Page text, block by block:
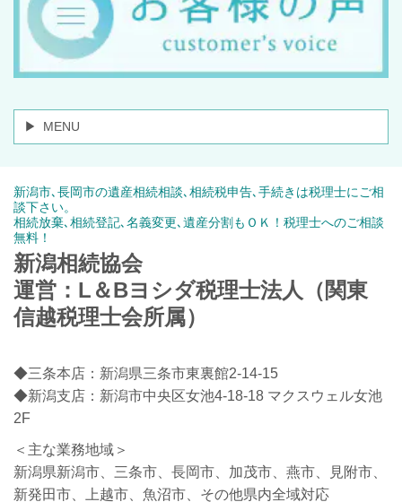
MENU
新潟市､長岡市の遺産相続相談､相続税申告､手続きは税理士にご相
談下さい。
相続放棄､相続登記､名義変更､遺産分割もＯＫ！税理士へのご相談
無料！
新潟相続協会
運営：L＆Bヨシダ税理士法人（関東
信越税理士会所属）
◆三条本店：新潟県三条市東裏館2-14-15
◆新潟支店：新潟市中央区女池4-18-18 マクスウェル女池
2F
＜主な業務地域＞
新潟県新潟市、三条市、長岡市、加茂市、燕市、見附市、
新発田市、上越市、魚沼市、その他県内全域対応